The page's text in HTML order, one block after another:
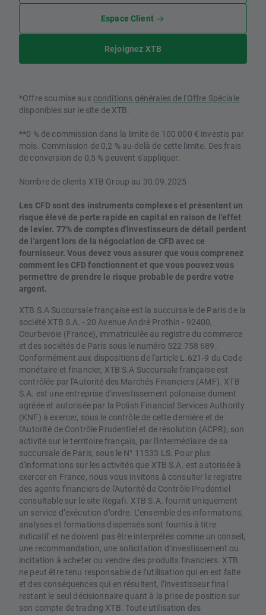
Espace Client
Rejoignez XTB
*Offre soumise aux conditions générales de l'Offre Spéciale
disponibles sur le site de XTB.
**0 % de commission dans la limite de 100 000 € investis par
mois. Commission de 0,2 % au-delà de cette limite. Des frais
de conversion de 0,5 % peuvent s'appliquer.
Nombre de clients XTB Group au 30.09.2025
Les CFD sont des instruments complexes et présentent un
risque élevé de perte rapide en capital en raison de l'effet
de levier. 77% de comptes d'investisseurs de détail perdent
de l'argent lors de la négociation de CFD avec ce
fournisseur. Vous devez vous assurer que vous comprenez
comment les CFD fonctionnent et que vous pouvez vous
permettre de prendre le risque probable de perdre votre
argent.
XTB S.A Succursale française est la succursale de Paris de la
société XTB S.A. - 20 Avenue André Prothin - 92400,
Courbevoie (France), immatriculée au registre du commerce
et des sociétés de Paris sous le numéro 522 758 689.
Conformément aux dispositions de l'article L.621-9 du Code
monétaire et financier, XTB S.A Succursale française est
contrôlée par l'Autorité des Marchés Financiers (AMF). XTB
S.A. est une entreprise d'investissement polonaise dument
agréée et autorisée par la Polish Financial Services Authority
(KNF) à exercer, sous le contrôle de cette dernière et de
l'Autorité de Contrôle Prudentiel et de résolution (ACPR), son
activité sur le territoire français, par l'intermédiaire de sa
succursale de Paris, sous le N° 11533 LS. Pour plus
d'informations sur les activités que XTB S.A. est autorisée à
exercer en France, nous vous invitons à consulter le registre
des agents financiers de l'Autorité de Contrôle Prudentiel
consultable sur le site Regafi. XTB S.A. fournit uniquement
un service d’exécution d’ordre. L’ensemble des informations,
analyses et formations dispensés sont fournis à titre
indicatif et ne doivent pas être interprétés comme un conseil,
une recommandation, une sollicitation d’investissement ou
incitation à acheter ou vendre des produits financiers. XTB
ne peut être tenu responsable de l’utilisation qui en est faite
et des conséquences qui en résultent, l’investisseur final
restant le seul décisionnaire quant à la prise de position sur
son compte de trading XTB. Toute utilisation des